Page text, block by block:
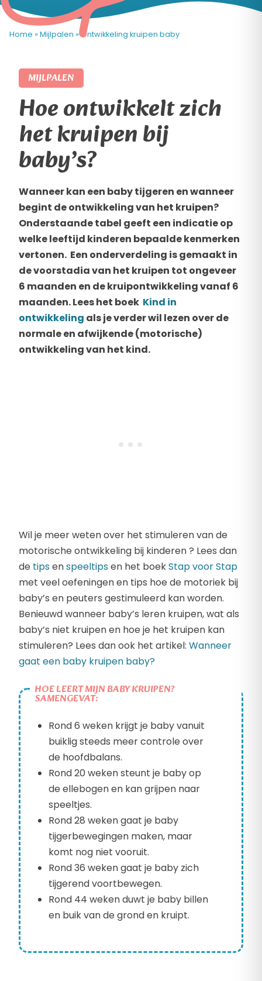
Home » Mijlpalen » Ontwikkeling kruipen baby
MIJLPALEN
Hoe ontwikkelt zich
het kruipen bij
baby’s?
Wanneer kan een baby tijgeren en wanneer
begint de ontwikkeling van het kruipen?
Onderstaande tabel geeft een indicatie op
welke leeftijd kinderen bepaalde kenmerken
vertonen. Een onderverdeling is gemaakt in
de voorstadia van het kruipen tot ongeveer
6 maanden en de kruipontwikkeling vanaf 6
maanden. Lees het boek Kind in
ontwikkeling als je verder wil lezen over de
normale en afwijkende (motorische)
ontwikkeling van het kind.
Wil je meer weten over het stimuleren van de
motorische ontwikkeling bij kinderen ? Lees dan
de tipsenspeeltipsen het boekStap voor Stap
met veel oefeningen en tips hoe de motoriek bij
baby’s en peuters gestimuleerd kan worden.
Benieuwd wanneer baby’s leren kruipen, wat als
baby’s niet kruipen en hoe je het kruipen kan
stimuleren? Lees dan ook het artikel: Wanneer
gaat een baby kruipen baby?
HOE LEERT MIJN BABY KRUIPEN?
SAMENGEVAT:
Rond 6 weken krijgt je baby vanuit
buiklig steeds meer controle over
de hoofdbalans.
Rond 20 weken steunt je baby op
de ellebogen en kan grijpen naar
speeltjes.
Rond 28 weken gaat je baby
tijgerbewegingen maken, maar
komt nog niet vooruit.
Rond 36 weken gaat je baby zich
tijgerend voortbewegen.
Rond 44 weken duwt je baby billen
en buik van de grond en kruipt.